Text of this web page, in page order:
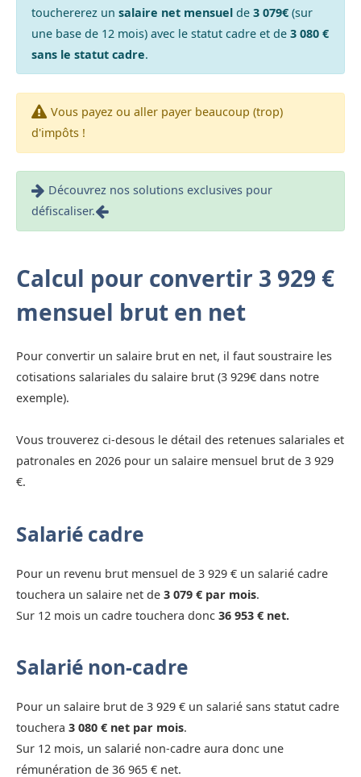
touchererez un salaire net mensuelde 3 079€(sur
une base de 12 mois) avec le statut cadre et de 3 080 €
sans le statut cadre.
Vous payez ou aller payer beaucoup (trop)
d'impôts !
Découvrez nos solutions exclusives pour
défiscaliser.
Calcul pour convertir 3 929 €
mensuel brut en net
Pour convertir un salaire brut en net, il faut soustraire les
cotisations salariales du salaire brut (3 929€ dans notre
exemple).
Vous trouverez ci-desous le détail des retenues salariales et
patronales en 2026 pour un salaire mensuel brut de 3 929
€.
Salarié cadre
Pour un revenu brut mensuel de 3 929 € un salarié cadre
touchera un salaire net de 3 079 € par mois.
Sur 12 mois un cadre touchera donc 36 953 € net.
Salarié non-cadre
Pour un salaire brut de 3 929 € un salarié sans statut cadre
touchera 3 080 € net par mois.
Sur 12 mois, un salarié non-cadre aura donc une
rémunération de 36 965 € net.